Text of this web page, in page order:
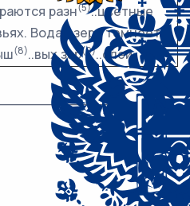
разн(5)..цветные
Вода озера темнеет
(8)..вых зар(9)..слей.